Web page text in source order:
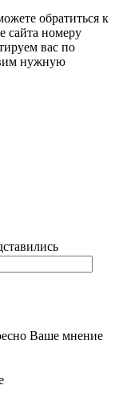
обратиться к
сайта номеру
вас по
нужную
Ваше мнение